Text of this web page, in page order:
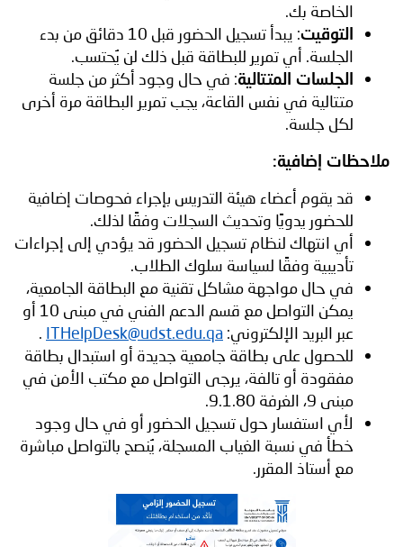
الخاصة بك.
التوقيت
: يبدأ تسجيل الحضور قبل 10 دقائق من بدء
الجلسة. أي تمرير للبطاقة قبل ذلك لن يُحتسب.
الجلسات المتتالية: في حال وجود أكثر من جلسة
متتالية في نفس القاعة، يجب تمرير البطاقة مرة أخرى
لكل جلسة.
ملاحظات إضافية:
قد يقوم أعضاء هيئة التدريس بإجراء فحوصات إضافية
للحضور يدويًا وتحديث السجلات وفقًا لذلك.
أي انتهاك لنظام تسجيل الحضور قد يؤدي إلى إجراءات
تأديبية وفقًا لسياسة سلوك الطلاب.
في حال مواجهة مشاكل تقنية مع البطاقة الجامعية،
يمكن التواصل مع قسم الدعم الفني في مبنى 10 أو
عبر البريد الإلكتروني: ITHelpDesk@udst.edu.qa
.
للحصول على بطاقة جامعية جديدة أو استبدال بطاقة
مفقودة أو تالفة، يرجى التواصل مع مكتب الأمن في
مبنى 9، الغرفة 9.1.80.
لأي استفسار حول تسجيل الحضور أو في حال وجود
خطأ في نسبة الغياب المسجلة، يُنصح بالتواصل مباشرة
مع أستاذ المقرر.